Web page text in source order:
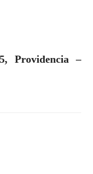
Providencia –